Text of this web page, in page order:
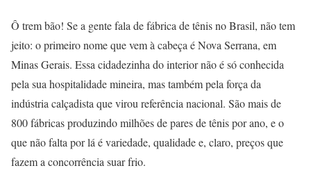
Ô trem bão! Se a gente fala de fábrica de tênis no Brasil, não tem
jeito: o primeiro nome que vem à cabeça é Nova Serrana, em
Minas Gerais. Essa cidadezinha do interior não é só conhecida
pela sua hospitalidade mineira, mas também pela força da
indústria calçadista que virou referência nacional. São mais de
800 fábricas produzindo milhões de pares de tênis por ano, e o
que não falta por lá é variedade, qualidade e, claro, preços que
fazem a concorrência suar frio.